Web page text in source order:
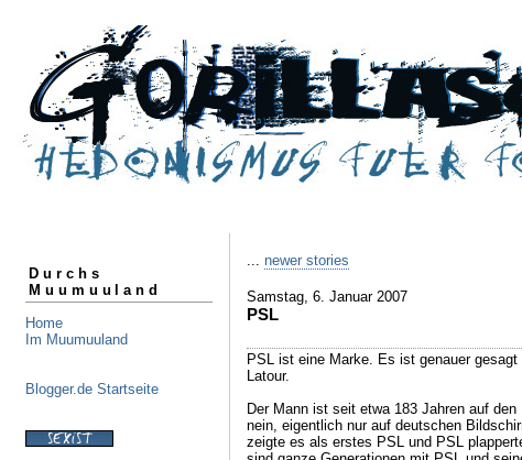
Durchs
Muumuuland
Home
Im Muumuuland
Blogger.de Startseite
... newer stories
Samstag, 6. Januar 2007
PSL
PSL ist eine Marke. Es ist genauer gesagt
Latour.
Der Mann ist seit etwa 183 Jahren auf
nein, eigentlich nur auf deutschen
zeigte es als erstes PSL und PSL